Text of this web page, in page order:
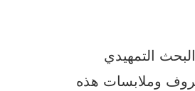
التمهيدي
وملابسات هذه